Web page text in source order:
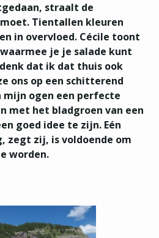
straalt de
Tientallen kleuren
in overvloed. Cécile toont
je je salade kunt
dat ik dat thuis ook
ons op een schitterend
ogen een perfecte
met het bladgroen van een
goed idee te zijn. Eén
zegt zij, is voldoende om
worden.